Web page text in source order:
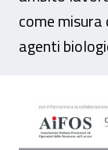
come
agenti
Webinar